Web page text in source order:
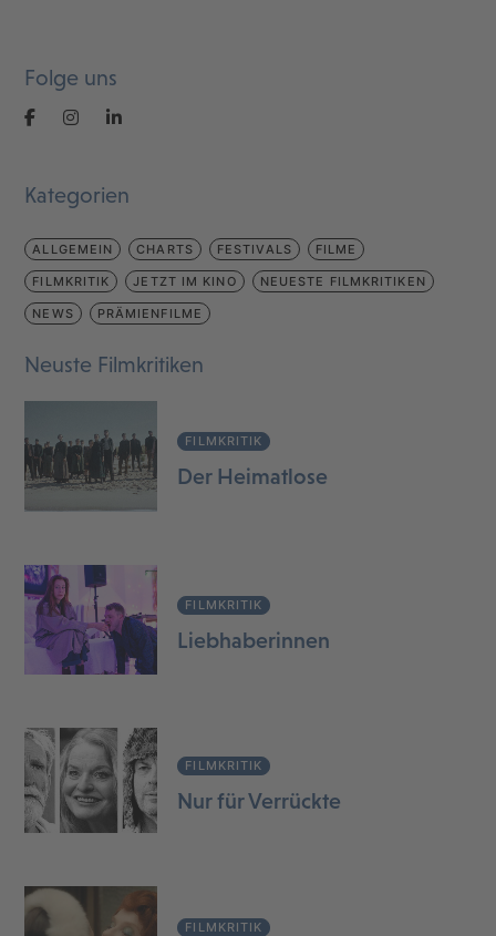
Folge uns
Kategorien
ALLGEMEIN CHARTS FESTIVALS FILME
FILMKRITIK JETZT IM KINO NEUESTE FILMKRITIKEN
NEWS PRÄMIENFILME
Neuste Filmkritiken
FILMKRITIK
Der Heimatlose
FILMKRITIK
Liebhaberinnen
FILMKRITIK
Nur für Verrückte
FILMKRITIK